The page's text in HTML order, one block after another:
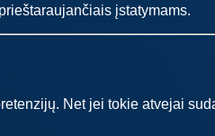
įstatymams.
Net jei tokie atvejai